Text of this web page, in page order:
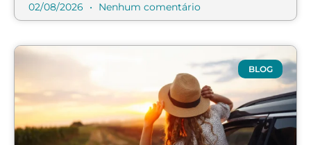
02/08/2026 Nenhum comentário
BLOG